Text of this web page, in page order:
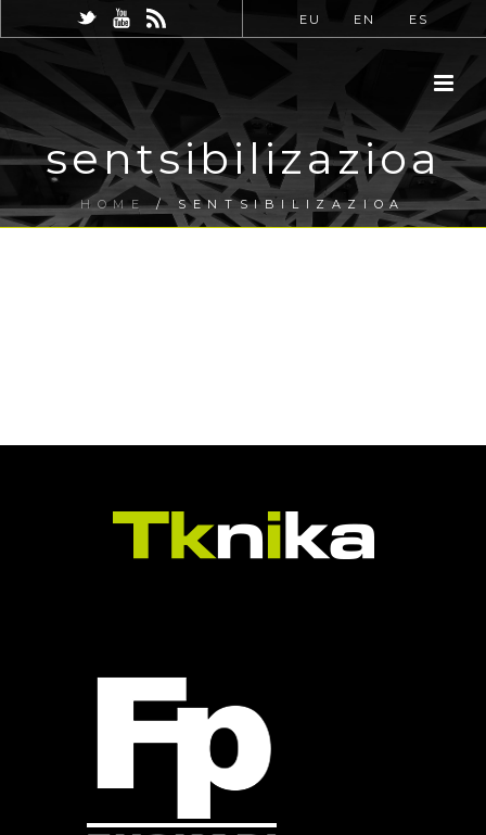
EU EN ES
sentsibilizazioa
HOME/ SENTSIBILIZAZIOA